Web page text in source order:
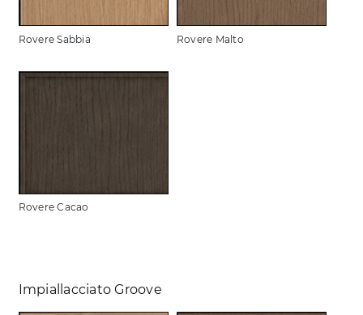
Rovere Sabbia Rovere Malto
Rovere Cacao
Impiallacciato Groove